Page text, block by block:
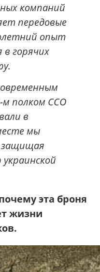
компаний
передовые
опыт
в горячих
м полком ССО
в
мы
защищая
эта броня
жизни